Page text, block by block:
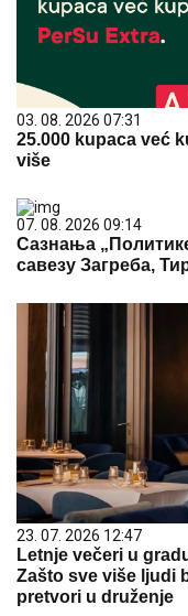
03. 08. 2026 07:31
25.000 kupaca već
više
07. 08. 2026 09:14
Сазнања
савезу Загреба,
23. 07. 2026 12:47
Letnje večeri u
Zašto sve više ljudi
pretvori u druženje